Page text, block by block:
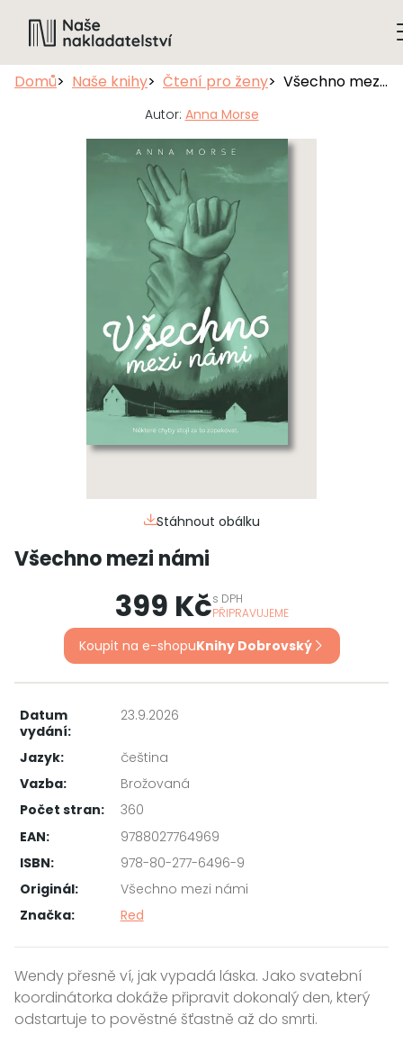
Domů Naše knihy Čtení pro ženy Všechno mezi námi
Autor: Anna Morse
Stáhnout obálku
Všechno mezi námi
399 Kčs DPH
PŘIPRAVUJEME
Koupit na e-shopuKnihy Dobrovský
Datum
vydání:
23.9.2026
Jazyk:
čeština
Vazba:
Brožovaná
Počet stran:
360
EAN:
9788027764969
ISBN:
978-80-277-6496-9
Originál:
Všechno mezi námi
Značka:
Red
Wendy přesně ví, jak vypadá láska. Jako svatební
koordinátorka dokáže připravit dokonalý den, který
odstartuje to pověstné šťastně až do smrti.